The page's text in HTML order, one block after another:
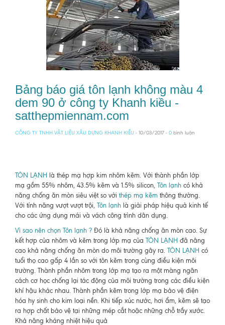
Bảng báo giá tôn lạnh không màu 4
dem 90 ở công ty Khanh kiều -
satthepmiennam.com
CÔNG TY TNHH VẬT LIỆU XÂU DỰNG KHANH KIỀU - 10/03/2017 - 0 bình luận
TÔN LẠNH là thép mạ hợp kim nhôm kẽm. Với thành phần lớp
mạ gồm 55% nhôm, 43.5% kẽm và 1.5% silicon, Tôn lạnh có khả
năng chống ăn mòn siêu việt so với thép mạ kẽm thông thường.
Với tính năng vượt vượt trội, Tôn lạnh là giải pháp hiệu quả kinh tế
cho các ứng dụng mái và vách công trình dân dụng.
Vì sao nên chọn Tôn lạnh ? Đó là khả năng chống ăn mòn cao. Sự
kết hợp của nhôm và kẽm trong lớp mạ của TÔN LẠNH đã nâng
cao khả năng chống ăn mòn do môi trường gây ra. TÔN LẠNH có
tuổi thọ cao gấp 4 lần so với tôn kẽm trong cùng điều kiện môi
trường. Thành phần nhôm trong lớp mạ tạo ra một màng ngăn
cách cơ học chống lại tác động của môi trường trong các điều kiện
khí hậu khác nhau. Thành phần kẽm trong lớp mạ bảo vệ điện
hóa hy sinh cho kim loại nền. Khi tiếp xúc nước, hơi ẩm, kẽm sẽ tạo
ra hợp chất bảo vệ tại những mép cắt hoặc những chỗ trầy xước.
Khả năng kháng nhiệt hiệu quả